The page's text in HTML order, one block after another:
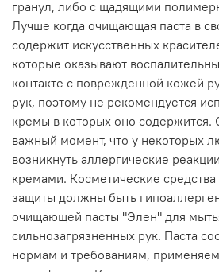
гранул, либо с щадящими
Лучше когда очищающая паста в
содержит искусственных
которые оказывают
контакте с поврежденной кожей
рук, поэтому не рекомендуется
кремы в которых оно содержится.
важный момент, что у некоторых
возникнуть аллергические
кремами. Косметические
защиты должны быть
очищающей пасты "Элен" для
сильнозагрязненных рук. Паста
нормам и требованиям,